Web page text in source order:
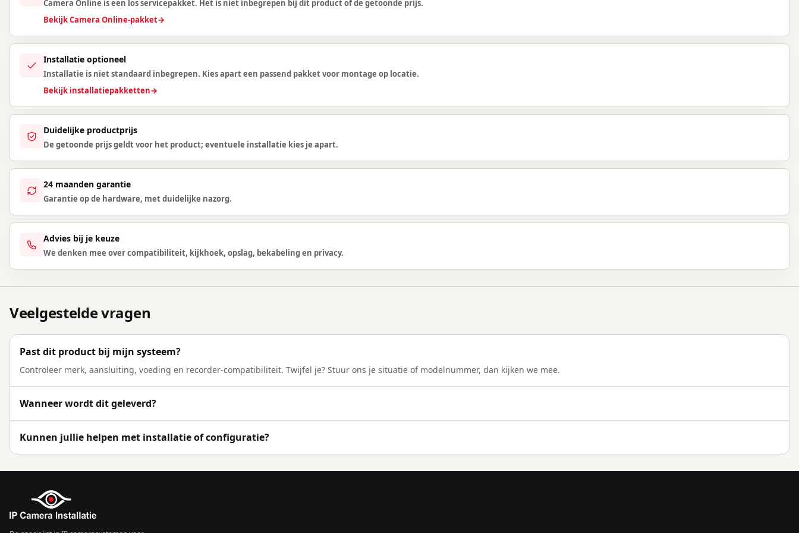
Camera Online is een los servicepakket. Het is niet inbegrepen bij dit product of de getoonde prijs.
Bekijk Camera Online-pakket→
Installatie optioneel
Installatie is niet standaard inbegrepen. Kies apart een passend pakket voor montage op locatie.
Bekijk installatiepakketten→
Duidelijke productprijs
De getoonde prijs geldt voor het product; eventuele installatie kies je apart.
24 maanden garantie
Garantie op de hardware, met duidelijke nazorg.
Advies bij je keuze
We denken mee over compatibiliteit, kijkhoek, opslag, bekabeling en privacy.
Veelgestelde vragen
Past dit product bij mijn systeem?
Controleer merk, aansluiting, voeding en recorder-compatibiliteit. Twijfel je? Stuur ons je situatie of modelnummer, dan kijken we mee.
Wanneer wordt dit geleverd?
Kunnen jullie helpen met installatie of configuratie?